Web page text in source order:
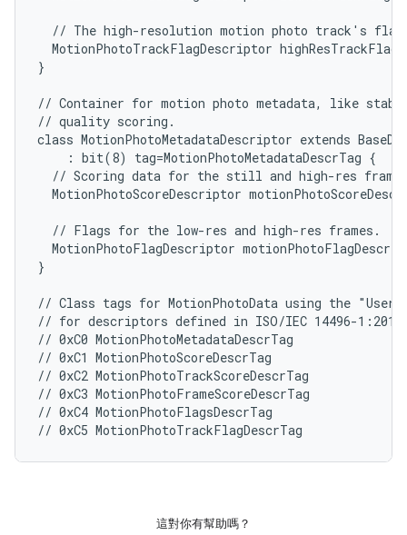
// The high-resolution motion photo track's flag
MotionPhotoTrackFlagDescriptor
}
// Container for motion photo metadata, like
// quality scoring.
class MotionPhotoMetadataDescriptor extends
    : bit(8) tag=MotionPhotoMetadataDescrTag {
// Scoring data for the still and high-res
MotionPhotoScoreDescriptor
  // Flags for the low-res and high-res frames.
  MotionPhotoFlagDescriptor motionPhotoFlagDescr;
}
// Class tags for MotionPhotoData using the "User
// for descriptors defined in ISO/IEC 14496-
// 0xC0 MotionPhotoMetadataDescrTag
// 0xC1 MotionPhotoScoreDescrTag
// 0xC2 MotionPhotoTrackScoreDescrTag
// 0xC3 MotionPhotoFrameScoreDescrTag
// 0xC4 MotionPhotoFlagsDescrTag
這對你有幫助嗎？